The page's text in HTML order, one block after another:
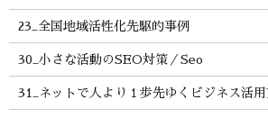
23_全国地域活性化先駆的事例
30_小さな活動のSEO対策／Seo
31_ネットで人より１歩先ゆくビジネス活